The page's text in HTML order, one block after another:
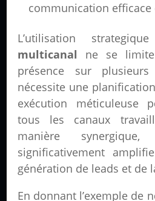
communication efficace
L’utilisation
multicanal
ne se
présence sur
nécessite une
exécution méticuleuse
tous les canaux
manière
significativement
génération de leads et de
En donnant l’exemple de